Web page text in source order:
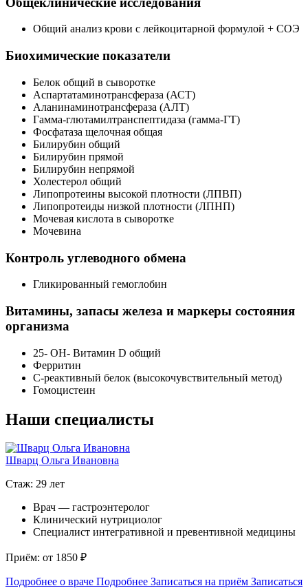
Общий анализ крови с лейкоцитарной формулой + СОЭ
Биохимические показатели
Белок общий в сыворотке
Аспартатаминотрансфераза (АСТ)
Аланинаминотрансфераза (АЛТ)
Гамма-глютамилтранспептидаза (гамма-ГТ)
Фосфатаза щелочная общая
Билирубин общий
Билирубин прямой
Билирубин непрямой
Холестерол общий
Липопротеины высокой плотности (ЛПВП)
Липопротеиды низкой плотности (ЛПНП)
Мочевая кислота в сыворотке
Мочевина
Контроль углеводного обмена
Гликированный гемоглобин
Витамины, запасы железа и маркеры состояния
организма
25- ОН- Витамин D общий
Ферритин
С-реактивный белок (высокочувствительный метод)
Гомоцистеин
Наши специалисты
Шварц Ольга Ивановна
Стаж: 29 лет
Врач — гастроэнтеролог
Клинический нутрициолог
Специалист интегративной и превентивной медицины
Приём: от 1850 ₽
Подробнее о враче Подробнее Записаться на приём Записаться